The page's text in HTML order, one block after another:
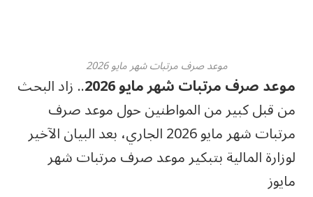
موعد صرف مرتبات شهر مايو 2026
موعد صرف مرتبات شهر مايو 2026
.. زاد البحث
من قبل كبير من المواطنين حول موعد صرف
مرتبات شهر مايو 2026 الجاري، بعد البيان الآخير
لوزارة المالية بتبكير موعد صرف مرتبات شهر
مايوز